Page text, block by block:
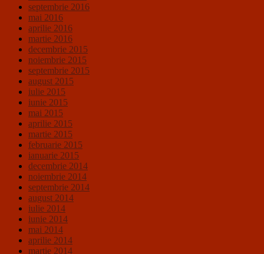
septembrie 2016
mai 2016
aprilie 2016
martie 2016
decembrie 2015
noiembrie 2015
septembrie 2015
august 2015
iulie 2015
iunie 2015
mai 2015
aprilie 2015
martie 2015
februarie 2015
ianuarie 2015
decembrie 2014
noiembrie 2014
septembrie 2014
august 2014
iulie 2014
iunie 2014
mai 2014
aprilie 2014
martie 2014